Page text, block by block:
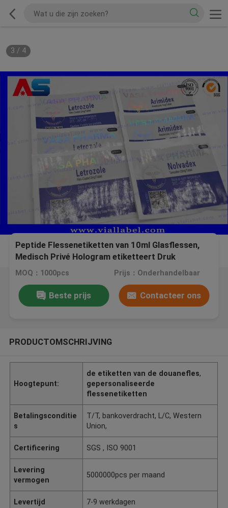
3 / 4
Peptide Flessenetiketten van 10ml Glasflessen,
Medisch Privé Hologram etiketteert Druk
MOQ：1000pcs Prijs：Onderhandelbaar
Beste prijs Contacteer ons
PRODUCTOMSCHRIJVING
Hoogtepunt:
de etiketten van de douanefles,
gepersonaliseerde
flessenetiketten
Betalingsconditie
s
T/T, bankoverdracht, L/C, Western
Union,
Certificering SGS , ISO 9001
Levering
vermogen
5000000pcs per maand
Levertijd 7-9 werkdagen